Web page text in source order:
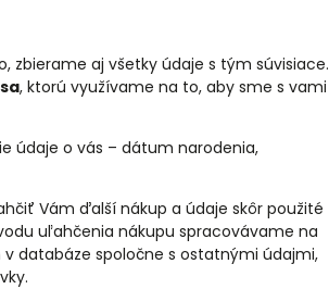
zbierame aj všetky údaje s tým súvisiace.
, ktorú využívame na to, aby sme s vami
údaje o vás – dátum narodenia,
Vám ďalší nákup a údaje skôr použité
uľahčenia nákupu spracovávame na
databáze spoločne s ostatnými údajmi,